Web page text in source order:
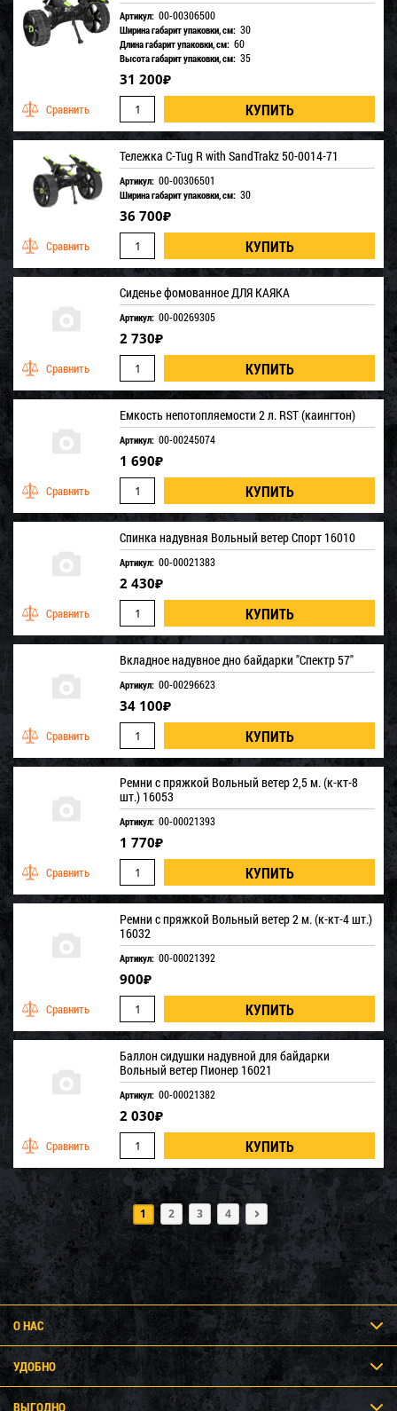
Артикул: 00-00306500
Ширина габарит упаковки, см: 30
Длина габарит упаковки, см: 60
Высота габарит упаковки, см: 35
31 200₽
Тележка C-Tug R with SandTrakz 50-0014-71
Артикул: 00-00306501
Ширина габарит упаковки, см: 30
36 700₽
Сиденье фомованное ДЛЯ КАЯКА
Артикул: 00-00269305
2 730₽
Емкость непотопляемости 2 л. RST (каингтон)
Артикул: 00-00245074
1 690₽
Спинка надувная Вольный ветер Спорт 16010
Артикул: 00-00021383
2 430₽
Вкладное надувное дно байдарки "Спектр 57"
Артикул: 00-00296623
34 100₽
Ремни с пряжкой Вольный ветер 2,5 м. (к-кт-8
шт.) 16053
Артикул: 00-00021393
1 770₽
Ремни с пряжкой Вольный ветер 2 м. (к-кт-4 шт.)
16032
Артикул: 00-00021392
900₽
Баллон сидушки надувной для байдарки
Вольный ветер Пионер 16021
Артикул: 00-00021382
2 030₽
1 2 3 4
О НАС
УДОБНО
ВЫГОДНО